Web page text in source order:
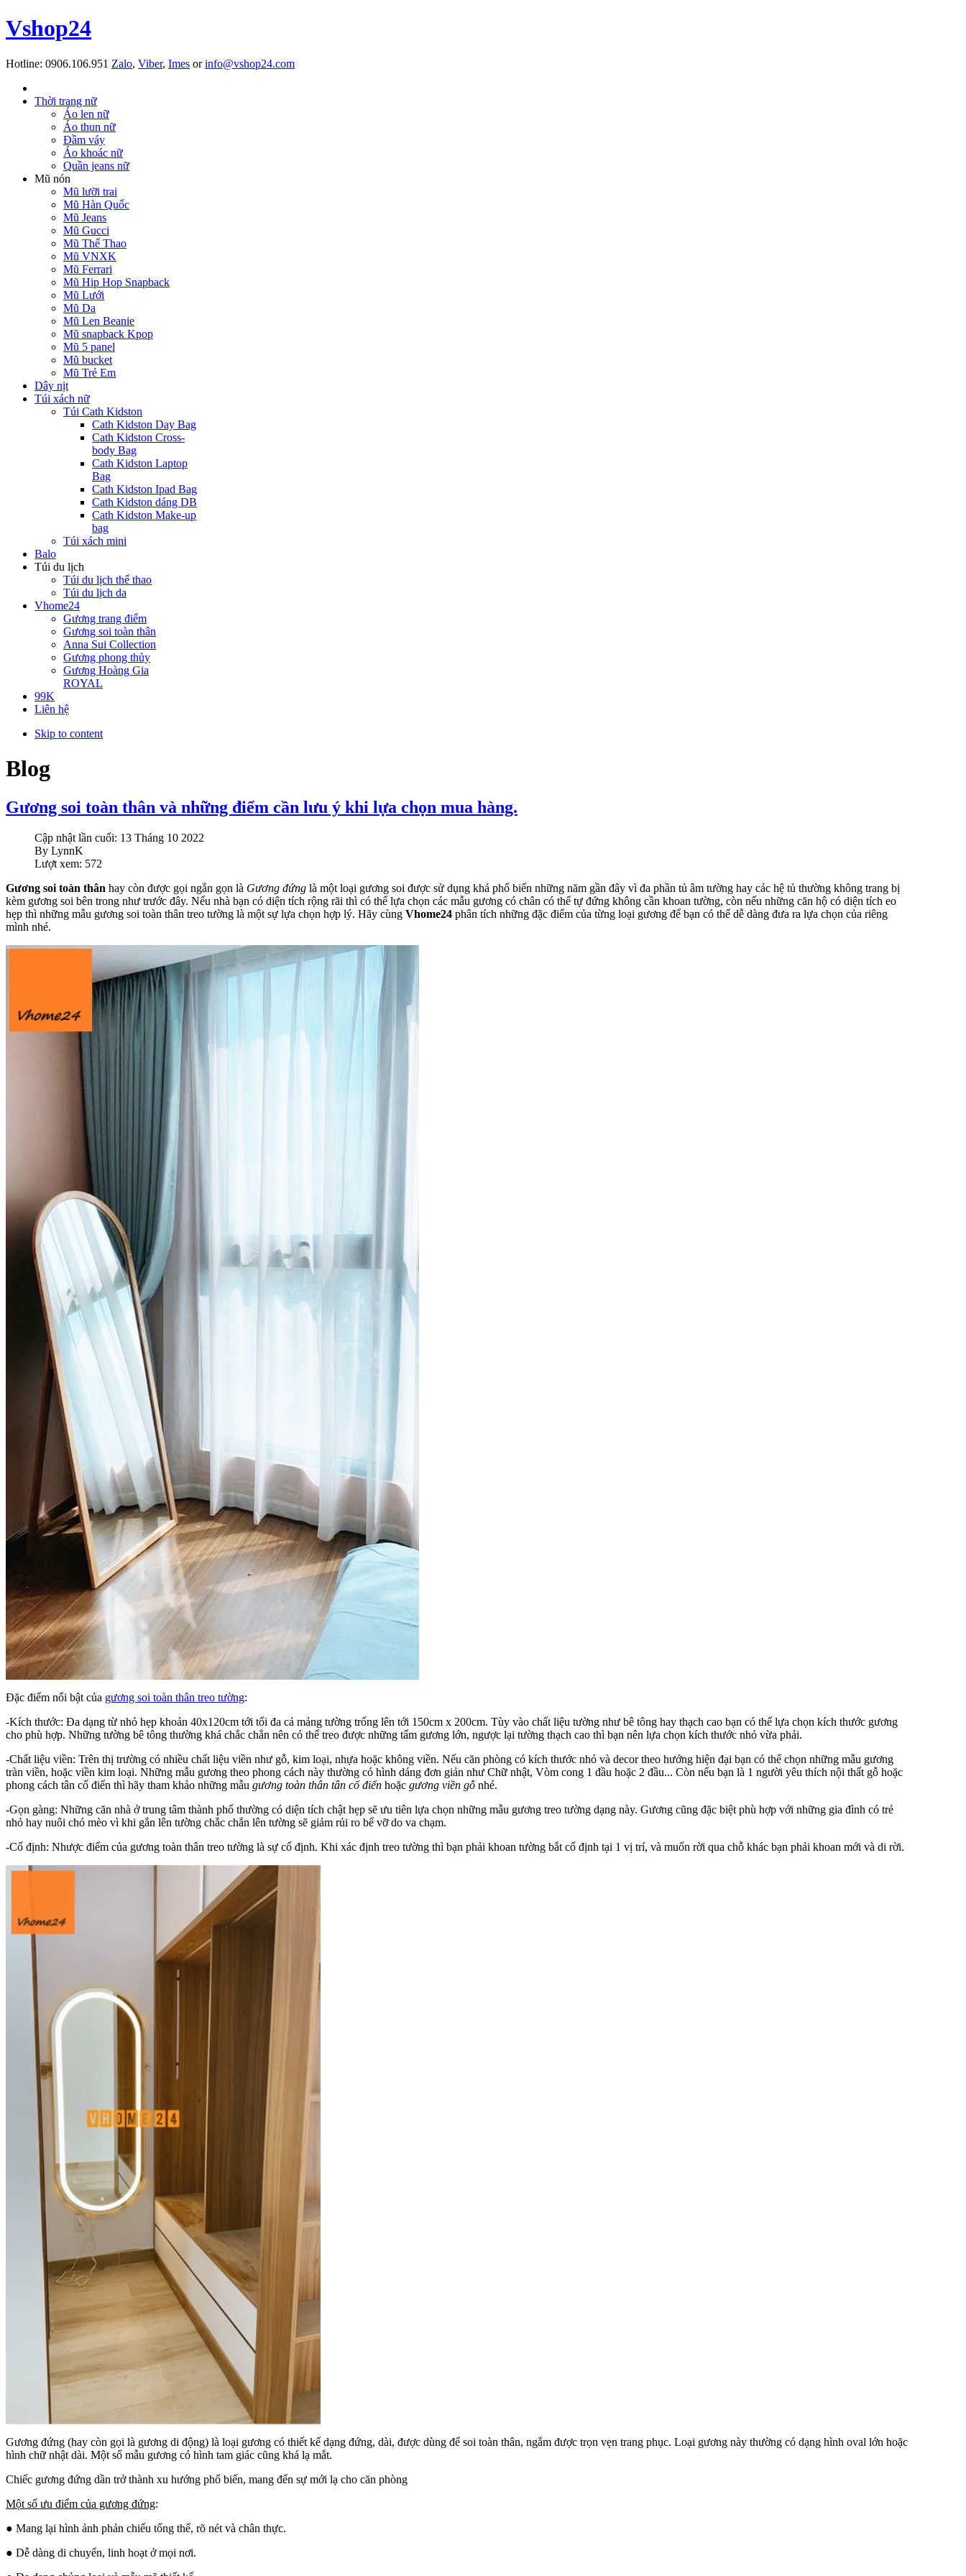
Vshop24
Hotline: 0906.106.951 Zalo, Viber, Imes orinfo@vshop24.com
Thời trang nữ
Áo len nữ
Áo thun nữ
Đầm váy
Áo khoác nữ
Quần jeans nữ
Mũ nón
Mũ lưỡi trai
Mũ Hàn Quốc
Mũ Jeans
Mũ Gucci
Mũ Thể Thao
Mũ VNXK
Mũ Ferrari
Mũ Hip Hop Snapback
Mũ Lưới
Mũ Da
Mũ Len Beanie
Mũ snapback Kpop
Mũ 5 panel
Mũ bucket
Mũ Trẻ Em
Dây nịt
Túi xách nữ
Túi Cath Kidston
Cath Kidston Day Bag
Cath Kidston Cross-
body Bag
Cath Kidston Laptop
Bag
Cath Kidston Ipad Bag
Cath Kidston dáng DB
Cath Kidston Make-up
bag
Túi xách mini
Balo
Túi du lịch
Túi du lịch thể thao
Túi du lịch da
Vhome24
Gương trang điểm
Gương soi toàn thân
Anna Sui Collection
Gương phong thủy
Gương Hoàng Gia
ROYAL
99K
Liên hệ
Skip to content
Blog
Gương soi toàn thân và những điểm cần lưu ý khi lựa chọn mua hàng.
Cập nhật lần cuối: 13 Tháng 10 2022
By LynnK
Lượt xem: 572
Gương soi toàn thân hay còn được gọi ngắn gọn là Gương đứng là một loại gương soi được sử dụng khá phổ biến những năm gần đây vì đa phần tủ âm tường hay các hệ tủ thường không trang bị
kèm gương soi bên trong như trước đây. Nếu nhà bạn có diện tích rộng rãi thì có thể lựa chọn các mẫu gương có chân có thể tự đứng không cần khoan tường, còn nếu những căn hộ có diện tích eo
hẹp thì những mẫu gương soi toàn thân treo tường là một sự lựa chọn hợp lý. Hãy cùng Vhome24 phân tích những đặc điểm của từng loại gương để bạn có thể dễ dàng đưa ra lựa chọn của riêng
mình nhé.
Đặc điểm nổi bật của gương soi toàn thân treo tường:
-Kích thước: Đa dạng từ nhỏ hẹp khoản 40x120cm tới tối đa cả mảng tường trống lên tới 150cm x 200cm. Tùy vào chất liệu tường như bê tông hay thạch cao bạn có thể lựa chọn kích thước gương
cho phù hợp. Những tường bê tông thường khá chắc chắn nên có thể treo được những tấm gương lớn, ngược lại tường thạch cao thì bạn nên lựa chọn kích thước nhỏ vừa phải.
-Chất liệu viền: Trên thị trường có nhiều chất liệu viền như gỗ, kim loại, nhựa hoặc không viền. Nếu căn phòng có kích thước nhỏ và decor theo hướng hiện đại bạn có thể chọn những mẫu gương
tràn viền, hoặc viền kim loại. Những mẫu gương theo phong cách này thường có hình dáng đơn giản như Chữ nhật, Vòm cong 1 đầu hoặc 2 đầu... Còn nếu bạn là 1 người yêu thích nội thất gỗ hoặc
phong cách tân cổ điển thì hãy tham khảo những mẫu gương toàn thân tân cổ điển hoặc gương viền gỗ nhé.
-Gọn gàng: Những căn nhà ở trung tâm thành phố thường có diện tích chật hẹp sẽ ưu tiên lựa chọn những mẫu gương treo tường dạng này. Gương cũng đặc biệt phù hợp với những gia đình có trẻ
nhỏ hay nuôi chó mèo vì khi gắn lên tường chắc chắn lên tường sẽ giảm rủi ro bể vỡ do va chạm.
-Cố định: Nhược điểm của gương toàn thân treo tường là sự cố định. Khi xác định treo tường thì bạn phải khoan tường bắt cố định tại 1 vị trí, và muốn rời qua chỗ khác bạn phải khoan mới và di rời.
Gương đứng (hay còn gọi là gương di động) là loại gương có thiết kế dạng đứng, dài, được dùng để soi toàn thân, ngắm được trọn vẹn trang phục. Loại gương này thường có dạng hình oval lớn hoặc
hình chữ nhật dài. Một số mẫu gương có hình tam giác cũng khá lạ mắt.
Chiếc gương đứng dần trở thành xu hướng phổ biến, mang đến sự mới lạ cho căn phòng
Một số ưu điểm của gương đứng:
● Mang lại hình ảnh phản chiếu tổng thể, rõ nét và chân thực.
● Dễ dàng di chuyển, linh hoạt ở mọi nơi.